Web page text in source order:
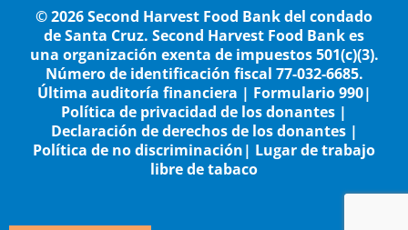
© 2026 Second Harvest Food Bank del condado
de Santa Cruz. Second Harvest Food Bank es
una organización exenta de impuestos 501(c)(3).
Número de identificación fiscal 77-032-6685.
Última auditoría financiera | Formulario 990|
Política de privacidad de los donantes |
Declaración de derechos de los donantes|
Política de no discriminación| Lugar de trabajo
libre de tabaco